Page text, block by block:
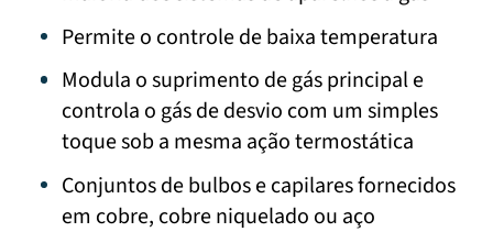
Permite o controle de baixa temperatura
Modula o suprimento de gás principal e
controla o gás de desvio com um simples
toque sob a mesma ação termostática
Conjuntos de bulbos e capilares fornecidos
em cobre, cobre niquelado ou aço